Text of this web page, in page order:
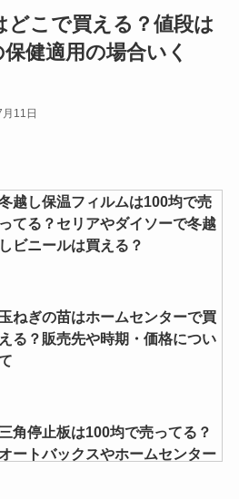
どこで買える？値段は
保健適用の場合いく
11日
越し保温フィルムは100均で売
ってる？セリアやダイソーで冬越
しビニールは買える？
玉ねぎの苗はホームセンターで買
える？販売先や時期・価格につい
三角停止板は100均で売ってる？
オートバックスやホームセンター